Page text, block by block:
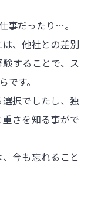
事だったり…。
、他社との差別
することで、ス
す。
択でしたし、独
さを知る事がで
今も忘れること